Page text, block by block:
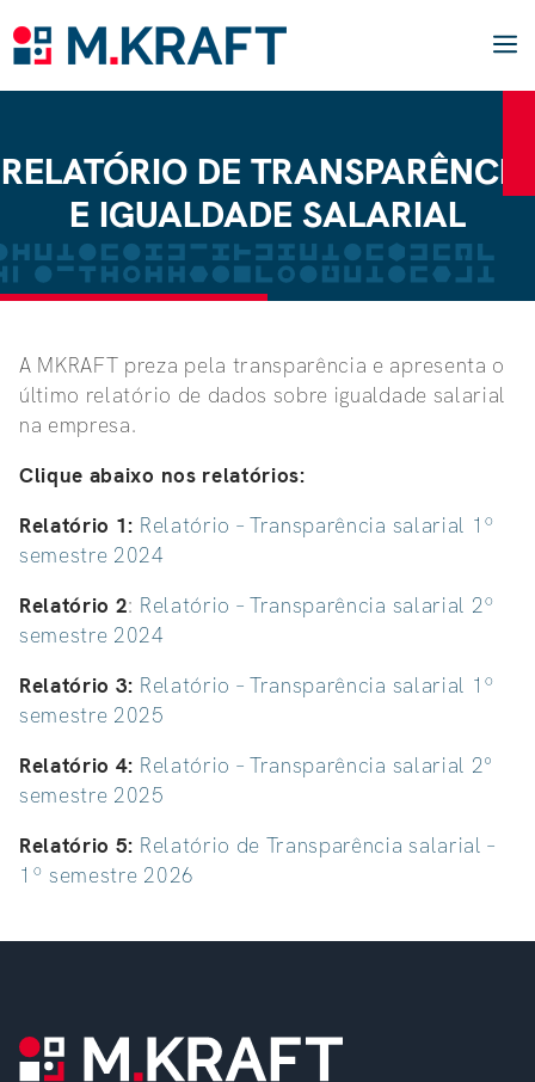
para
RELATÓRIO DE TRANSPARÊNCIA
E IGUALDADE SALARIAL
A MKRAFT preza pela transparência e apresenta o
último relatório de dados sobre igualdade salarial
na empresa.
Clique abaixo nos relatórios:
Relatório 1: Relatório – Transparência salarial 1º
semestre 2024
Relatório 2: Relatório – Transparência salarial 2º
semestre 2024
Relatório 3: Relatório – Transparência salarial 1º
semestre 2025
Relatório 4: Relatório – Transparência salarial 2°
semestre 2025
Relatório 5: Relatório de Transparência salarial –
1º semestre 2026